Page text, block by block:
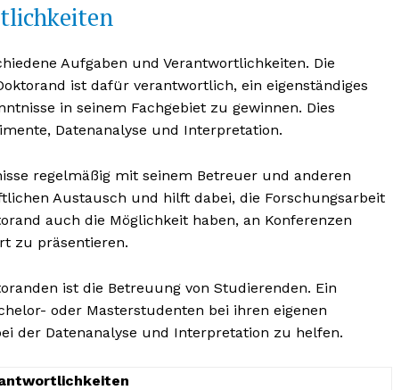
Aufgaben und Verantwortlichkeiten. Die
ist dafür verantwortlich, ein eigenständiges
in seinem Fachgebiet zu gewinnen. Dies
Datenanalyse und Interpretation.
regelmäßig mit seinem Betreuer und anderen
Austausch und hilft dabei, die Forschungsarbeit
auch die Möglichkeit haben, an Konferenzen
zu präsentieren.
ist die Betreuung von Studierenden. Ein
oder Masterstudenten bei ihren eigenen
der Datenanalyse und Interpretation zu helfen.